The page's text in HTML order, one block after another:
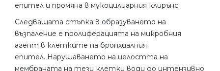
епител и промяна в мукоцилиарния клирънс.
Следващата стъпка в образуването на
възпаление е пролиферацията на микробния
агент в клетките на бронхиалния
епител. Нарушаването на целостта на
мембраната на тези клетки води до интензивно